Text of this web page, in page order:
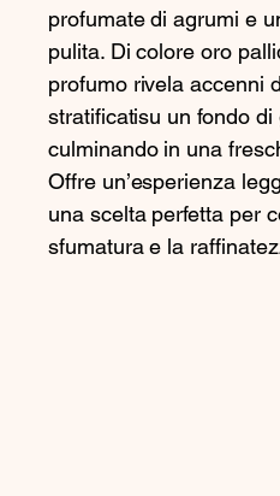
profumate di agrumi e
pulita. Di colore oro
profumo rivela accenni
stratificatisu un fondo
culminando in una
Offre un’esperienza
una scelta perfetta per
sfumatura e la